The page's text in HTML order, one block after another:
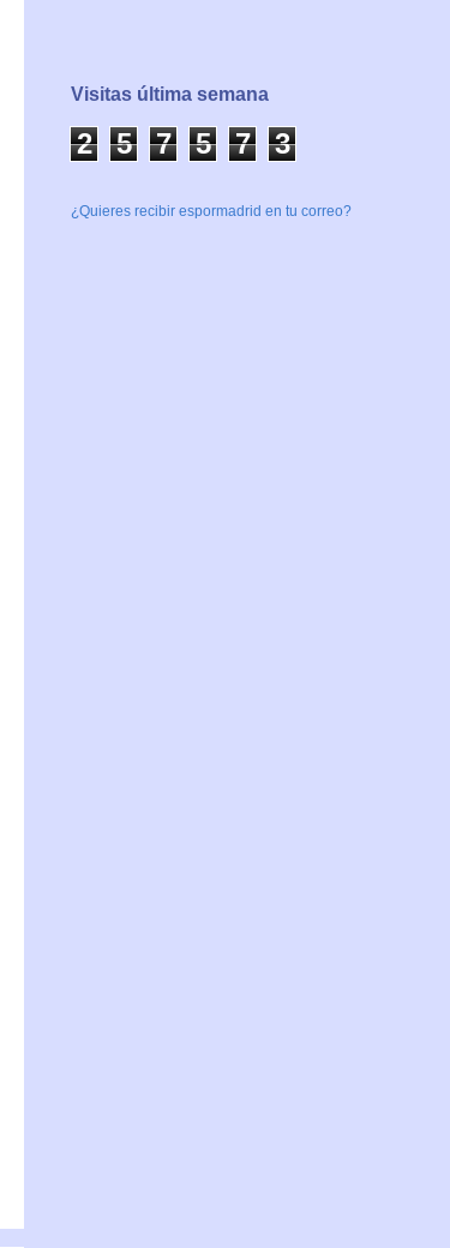
Visitas última semana
2 5 7 5 7 3
¿Quieres recibir espormadrid en tu correo?